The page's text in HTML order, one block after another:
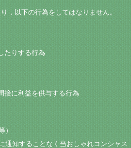
，以下の行為をしてはなりません。
たりする行為
接に利益を供与する行為
）
知することなく当おしゃれコンシャス